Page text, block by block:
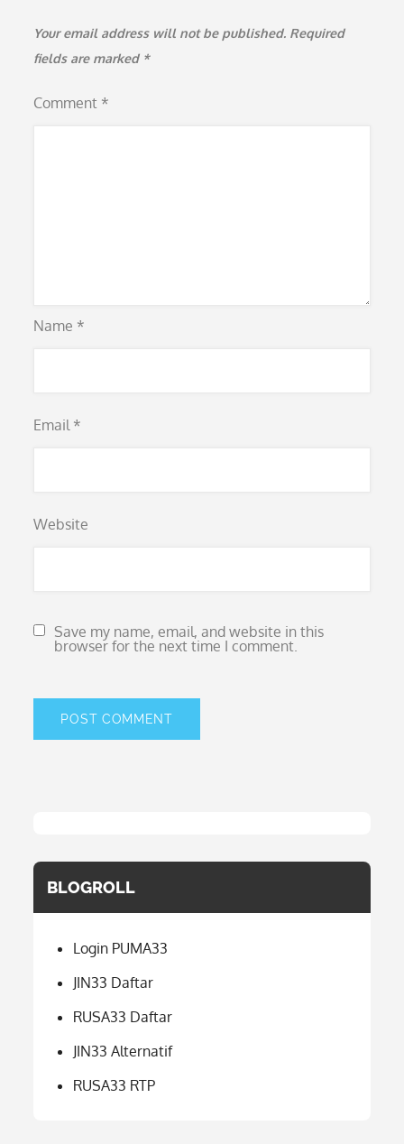
Your email address will not be published. Required
fields are marked *
Comment *
Name *
Email *
Website
Save my name, email, and website in this
browser for the next time I comment.
BLOGROLL
Login PUMA33
JIN33 Daftar
RUSA33 Daftar
JIN33 Alternatif
RUSA33 RTP